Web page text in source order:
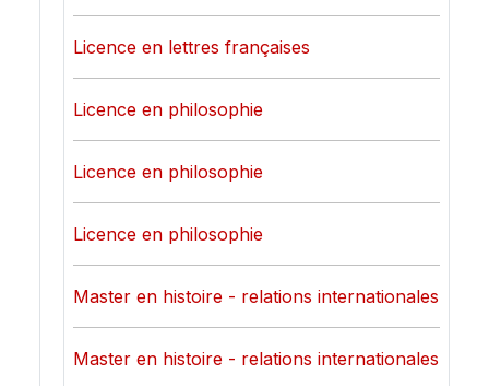
Licence en lettres françaises
Licence en philosophie
Licence en philosophie
Licence en philosophie
Master en histoire - relations internationales
Master en histoire - relations internationales